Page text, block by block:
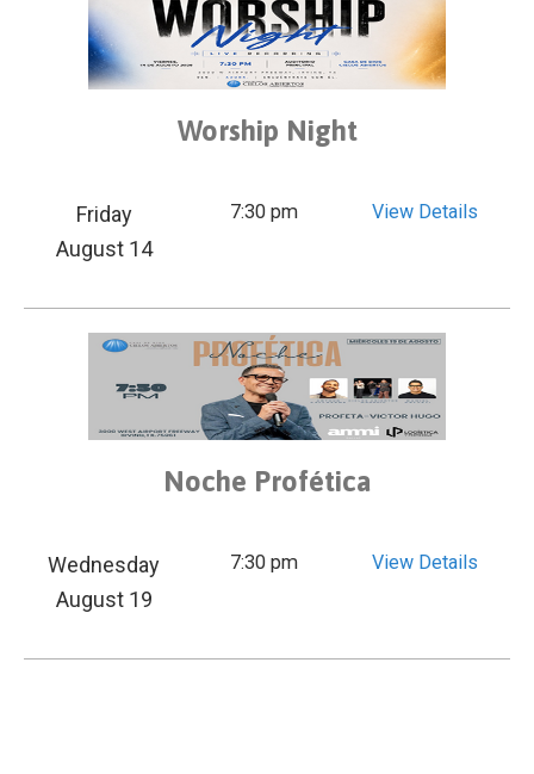
Worship Night
Friday
August 14
7:30 pm View Details
Noche Profética
Wednesday
August 19
7:30 pm View Details